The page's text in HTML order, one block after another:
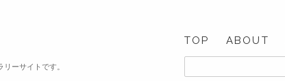
ーサイトです。
TOP ABOUT